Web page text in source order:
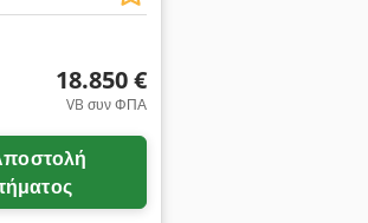
18.850 €
VB συν ΦΠΑ